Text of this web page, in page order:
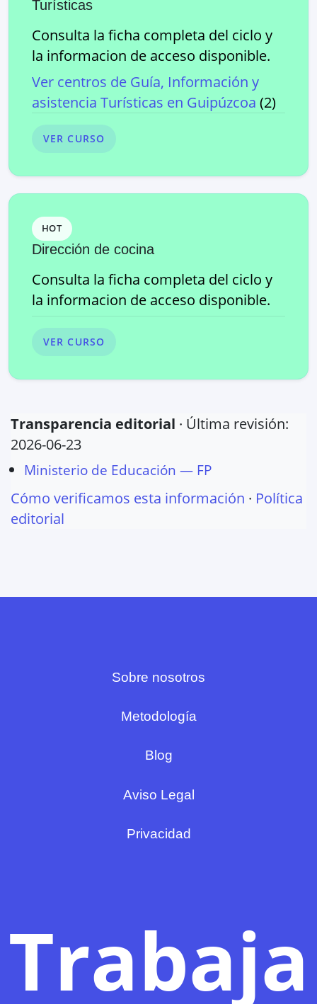
Turísticas
Consulta la ficha completa del ciclo y
la informacion de acceso disponible.
Ver centros de Guía, Información y
asistencia Turísticas en Guipúzcoa (2)
VER CURSO
HOT
Dirección de cocina
Consulta la ficha completa del ciclo y
la informacion de acceso disponible.
VER CURSO
Transparencia editorial · Última revisión:
2026-06-23
Ministerio de Educación — FP
Cómo verificamos esta información · Política
editorial
Sobre nosotros
Metodología
Blog
Aviso Legal
Privacidad
Trabaja